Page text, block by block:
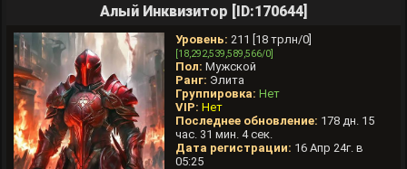
Алый Инквизитор [ID:170644]
Уровень: 211 [18 трлн/0]
[18,292,539,589,566/0]
Пол: Мужской
Ранг: Элита
Группировка: Нет
VIP: Нет
Последнее обновление: 178 дн. 15
час. 31 мин. 4 сек.
Дата регистрации: 16 Апр 24г. в
05:25